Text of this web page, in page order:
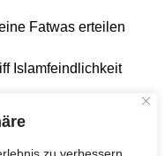
Fatwas erteilen
Islamfeindlichkeit
kritische Schwelle für